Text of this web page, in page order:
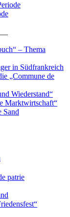
– Thema
in Südfrankreich
„Commune de
Wiederstand“
Marktwirtschaft“
Sand
patrie